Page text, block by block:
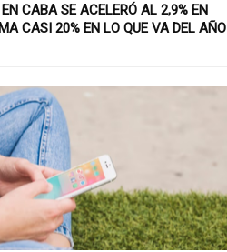
CABA SE ACELERÓ AL 2,9% EN
CASI 20% EN LO QUE VA DEL AÑO